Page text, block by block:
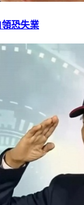
恐失業